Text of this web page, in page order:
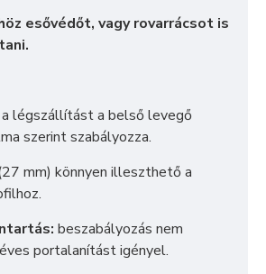
esővédőt, vagy rovarrácsot is
a légszállítást a belső levegő
szerint szabályozza.
mm) könnyen illeszthető a
beszabályozás nem
portalanítást igényel.